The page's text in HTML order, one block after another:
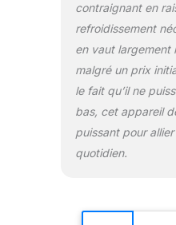
contraignant en
refroidissement
en vaut largement
malgré un prix
le fait qu’il ne
bas, cet appareil
puissant pour
quotidien.